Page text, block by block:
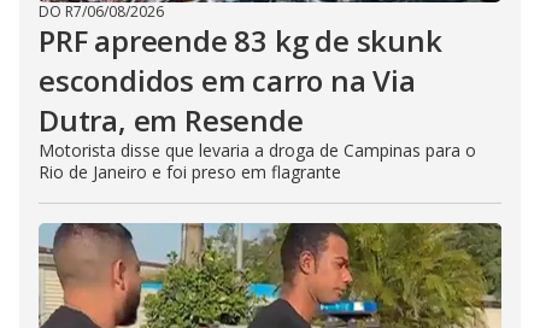
DO R7/06/08/2026
PRF apreende 83 kg de skunk
escondidos em carro na Via
Dutra, em Resende
Motorista disse que levaria a droga de Campinas para o
Rio de Janeiro e foi preso em flagrante